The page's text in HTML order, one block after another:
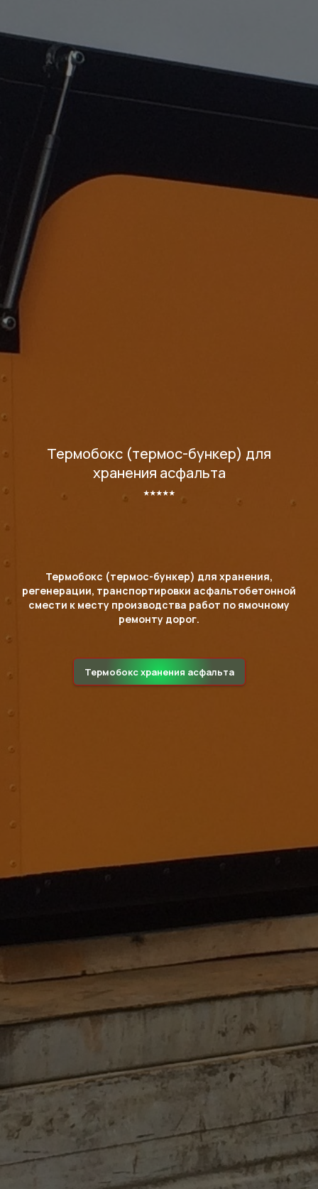
Термобокс (термос-бункер) для
хранения асфальта
⭑⭑⭑⭑⭑
Термобокс (термос-бункер) для хранения,
регенерации, транспортировки асфальтобетонной
смести к месту производства работ по ямочному
ремонту дорог.
Термобокс хранения асфальта